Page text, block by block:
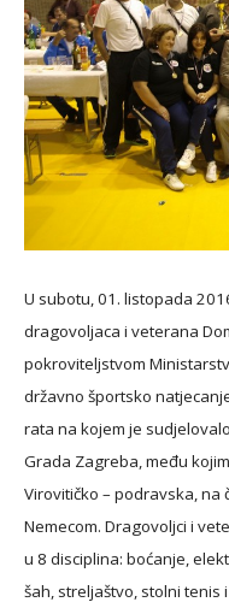
U subotu, 01. listopada
dragovoljaca i veterana
pokroviteljstvom
državno športsko
rata na kojem je
Grada Zagreba, među
Virovitičko – podravska, na
Nemecom. Dragovoljci i
u 8 disciplina: boćanje,
šah, streljaštvo, stolni tenis